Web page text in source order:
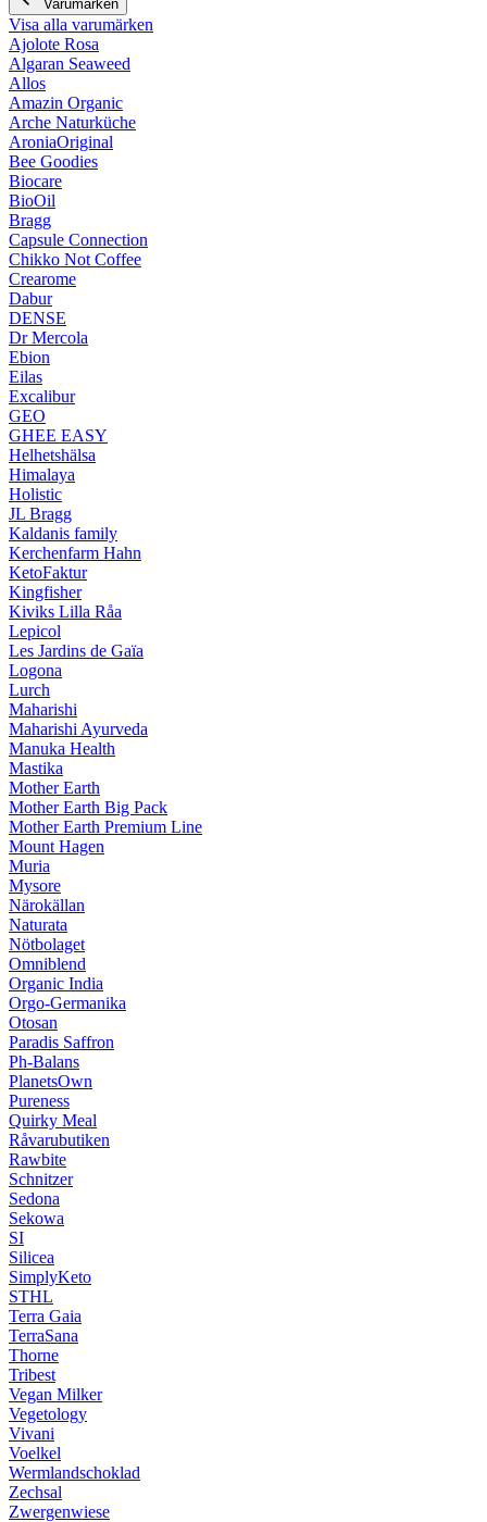
Varumärken
Visa alla varumärken
Ajolote Rosa
Algaran Seaweed
Allos
Amazin Organic
Arche Naturküche
AroniaOriginal
Bee Goodies
Biocare
BioOil
Bragg
Capsule Connection
Chikko Not Coffee
Crearome
Dabur
DENSE
Dr Mercola
Ebion
Eilas
Excalibur
GEO
GHEE EASY
Helhetshälsa
Himalaya
Holistic
JL Bragg
Kaldanis family
Kerchenfarm Hahn
KetoFaktur
Kingfisher
Kiviks Lilla Råa
Lepicol
Les Jardins de Gaïa
Logona
Lurch
Maharishi
Maharishi Ayurveda
Manuka Health
Mastika
Mother Earth
Mother Earth Big Pack
Mother Earth Premium Line
Mount Hagen
Muria
Mysore
Närokällan
Naturata
Nötbolaget
Omniblend
Organic India
Orgo-Germanika
Otosan
Paradis Saffron
Ph-Balans
PlanetsOwn
Pureness
Quirky Meal
Råvarubutiken
Rawbite
Schnitzer
Sedona
Sekowa
SI
Silicea
SimplyKeto
STHL
Terra Gaia
TerraSana
Thorne
Tribest
Vegan Milker
Vegetology
Vivani
Voelkel
Wermlandschoklad
Zechsal
Zwergenwiese